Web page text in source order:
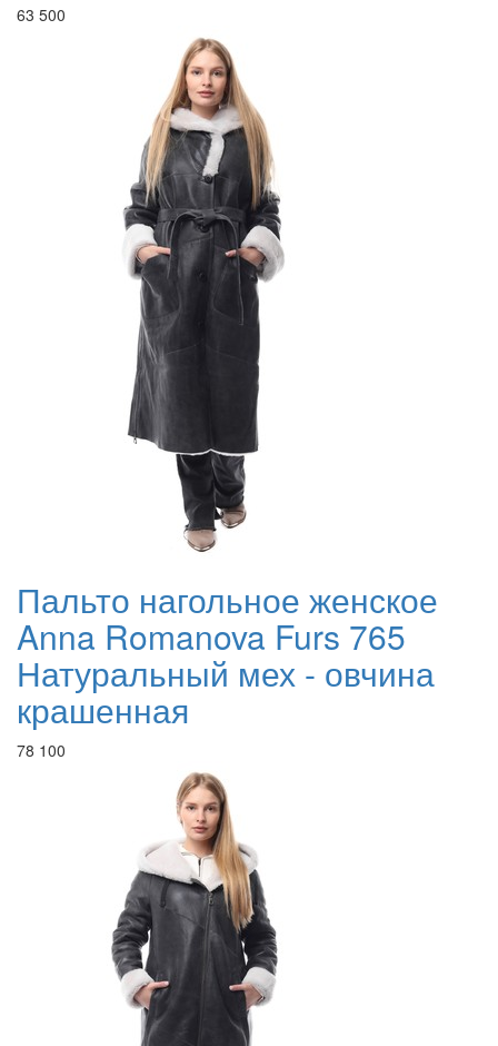
63 500
Пальто нагольное женское
Anna Romanova Furs 765
Натуральный мех - овчина
крашенная
78 100